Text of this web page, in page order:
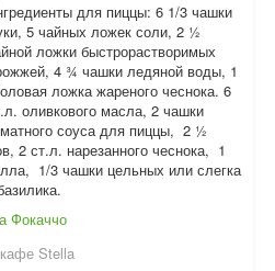
для пиццы: 6 1/3 чашки
5 чайных ложек соли, 2 ½
ложки быстрорастворимых
4 ¾ чашки ледяной воды, 1
ложка жареного чеснока. 6
оливкового масла, 2 чашки
соуса для пиццы, 2 ½
2 ст.л. нарезанного чеснока, 1
1/3 чашки цельных или слегка
Фокаччо
Stella